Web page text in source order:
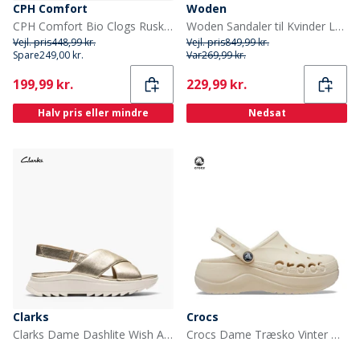
CPH Comfort
CPH Comfort Bio Clogs Ruskind Sandaler Dark Brown
Vejl. pris448,99 kr.
Spare249,00 kr.
Current
199,99 kr.
Halv pris eller mindre
Woden
Woden Sandaler til Kvinder Louisa 813 Elfenben
Vejl. pris849,99 kr.
Var269,99 kr.
Current
229,99 kr.
Nedsat
Clarks
Clarks Dame Dashlite Wish Ankelrem Sandaler Gold Leather
Crocs
Crocs Dame Træsko Vinter Hvid